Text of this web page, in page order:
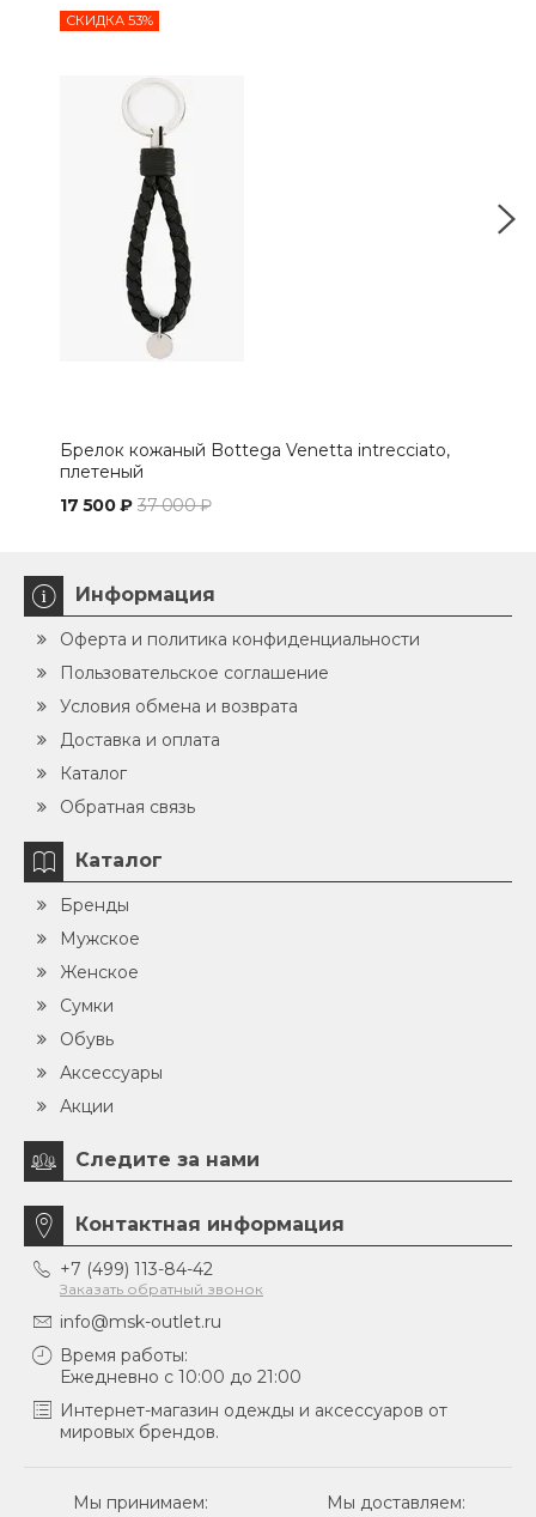
СКИДКА 53%
Брелок кожаный Bottega Venetta intrecciato,
плетеный
17 500 ₽ 37 000 ₽
Информация
Оферта и политика конфиденциальности
Пользовательское соглашение
Условия обмена и возврата
Доставка и оплата
Каталог
Обратная связь
Каталог
Бренды
Мужское
Женское
Сумки
Обувь
Аксессуары
Акции
Следите за нами
Контактная информация
+7 (499) 113-84-42
Заказать обратный звонок
info@msk-outlet.ru
Время работы:
Ежедневно с 10:00 до 21:00
Интернет-магазин одежды и аксессуаров от
мировых брендов.
Мы принимаем: Мы доставляем: